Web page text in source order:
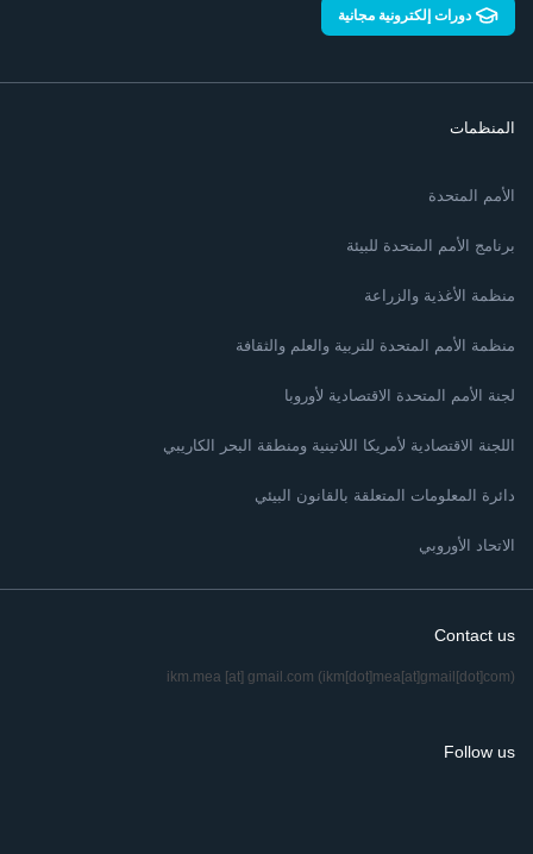
دورات إلكترونية مجانية
المنظمات
الأمم المتحدة
برنامج الأمم المتحدة للبيئة
منظمة الأغذية والزراعة
منظمة الأمم المتحدة للتربية والعلم والثقافة
لجنة الأمم المتحدة الاقتصادية لأوروبا
اللجنة الاقتصادية لأمريكا اللاتينية ومنطقة البحر الكاريبي
دائرة المعلومات المتعلقة بالقانون البيئي
الاتحاد الأوروبي
Contact us
ikm.mea [at] gmail.com (ikm[dot]mea[at]gmail[dot]com)
Follow us